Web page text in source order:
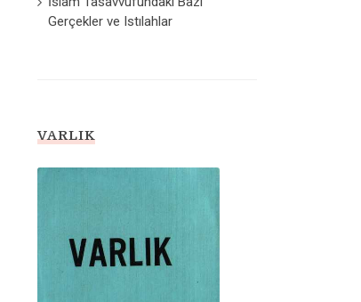
Gerçekler ve Istılahlar
VARLIK